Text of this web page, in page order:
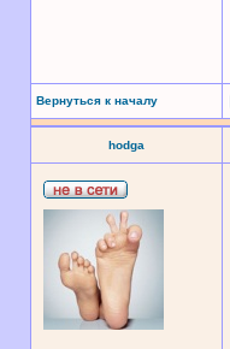
Вернуться к началу
hodga